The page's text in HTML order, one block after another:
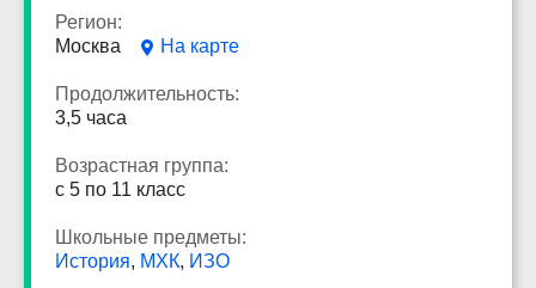
Регион:
Москва
На карте
Продолжительность:
3,5 часа
Возрастная группа:
с 5 по 11 класс
Школьные предметы:
История, МХК, ИЗО